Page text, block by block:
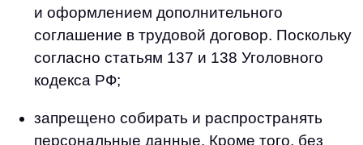
и оформлением дополнительного
соглашение в трудовой договор. Поскольку
согласно статьям 137 и 138 Уголовного
кодекса РФ;
запрещено собирать и распространять
персональные данные. Кроме того, без